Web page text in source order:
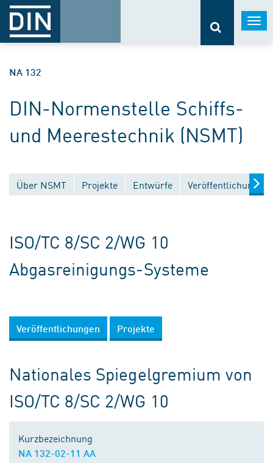
NA 132
DIN-Normenstelle Schiffs-
und Meerestechnik (NSMT)
Über NSMT Projekte Entwürfe Veröffentlichungen
ISO/TC 8/SC 2/WG 10
Abgasreinigungs-Systeme
Veröffentlichungen Projekte
Nationales Spiegelgremium von
ISO/TC 8/SC 2/WG 10
Kurzbezeichnung
NA 132-02-11 AA